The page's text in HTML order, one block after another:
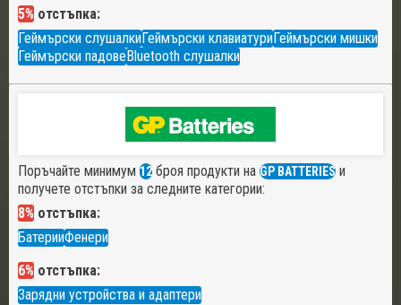
5% отстъпка:
Геймърски слушалкиГеймърски клавиатуриГеймърски мишки
Геймърски падовеBluetooth слушалки
Поръчайте минимум 12 броя продукти на GP BATTERIES и
получете отстъпки за следните категории:
8% отстъпка:
БатерииФенери
6% отстъпка:
Зарядни устройства и адаптери